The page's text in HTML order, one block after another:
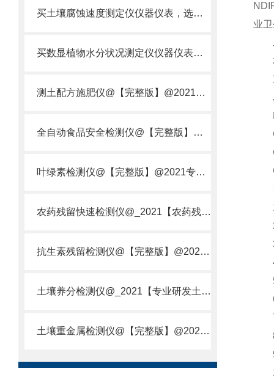
买土壤腐蚀速度测定仪仪器仪表，选【云唐新款】土壤腐蚀速度测定仪
买数显植物水分状况测定仪仪器仪表，就来山东云唐精品货源
测土配方施肥仪@【完整版】@2021专业测土配方施肥仪器仪表
全自动食品安全检测仪@【完整版】@2021专业全自动食品检测仪器仪表
叶绿素检测仪@【完整版】@2021专业叶绿素检测仪器仪表
农药残留快速检测仪@_2021【农药残留检测仪器仪表DE原理】
抗生素残留检测仪@【完整版】@2021专业抗生素残留检测仪器仪表
土壤养分检测仪@_2021【专业研发土壤养分快速检测仪器仪表厂】
土壤重金属检测仪@【完整版】@2021专业土壤重金属快速检测仪器仪表
业
本
三
1.
2.
3.
4.
5.
6.
7.
8.
9.